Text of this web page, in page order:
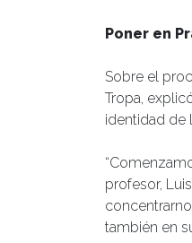
Poner en
Sobre el
Tropa,
identidad de
profesor,
también en